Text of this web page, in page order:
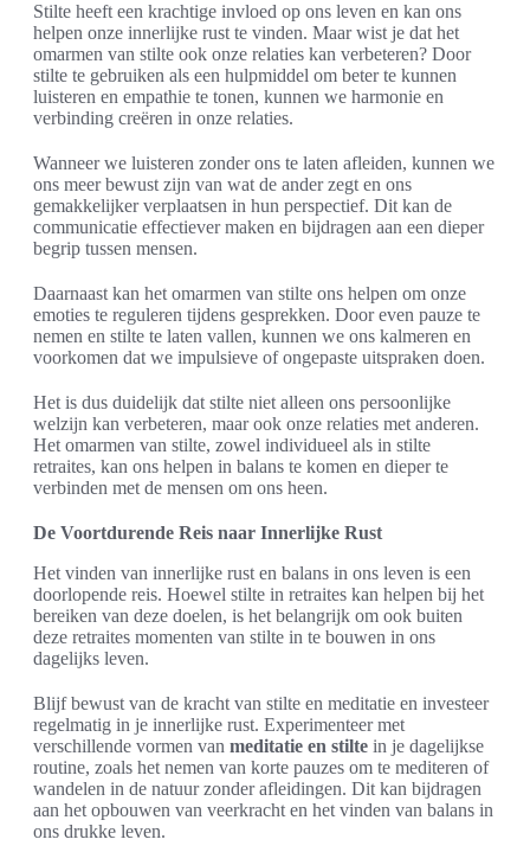
Stilte heeft een krachtige invloed op ons leven en kan ons
helpen onze innerlijke rust te vinden. Maar wist je dat het
omarmen van stilte ook onze relaties kan verbeteren? Door
stilte te gebruiken als een hulpmiddel om beter te kunnen
luisteren en empathie te tonen, kunnen we harmonie en
verbinding creëren in onze relaties.
Wanneer we luisteren zonder ons te laten afleiden, kunnen we
ons meer bewust zijn van wat de ander zegt en ons
gemakkelijker verplaatsen in hun perspectief. Dit kan de
communicatie effectiever maken en bijdragen aan een dieper
begrip tussen mensen.
Daarnaast kan het omarmen van stilte ons helpen om onze
emoties te reguleren tijdens gesprekken. Door even pauze te
nemen en stilte te laten vallen, kunnen we ons kalmeren en
voorkomen dat we impulsieve of ongepaste uitspraken doen.
Het is dus duidelijk dat stilte niet alleen ons persoonlijke
welzijn kan verbeteren, maar ook onze relaties met anderen.
Het omarmen van stilte, zowel individueel als in stilte
retraites, kan ons helpen in balans te komen en dieper te
verbinden met de mensen om ons heen.
De Voortdurende Reis naar Innerlijke Rust
Het vinden van innerlijke rust en balans in ons leven is een
doorlopende reis. Hoewel stilte in retraites kan helpen bij het
bereiken van deze doelen, is het belangrijk om ook buiten
deze retraites momenten van stilte in te bouwen in ons
dagelijks leven.
Blijf bewust van de kracht van stilte en meditatie en investeer
regelmatig in je innerlijke rust. Experimenteer met
verschillende vormen van meditatie en stilte in je dagelijkse
routine, zoals het nemen van korte pauzes om te mediteren of
wandelen in de natuur zonder afleidingen. Dit kan bijdragen
aan het opbouwen van veerkracht en het vinden van balans in
ons drukke leven.